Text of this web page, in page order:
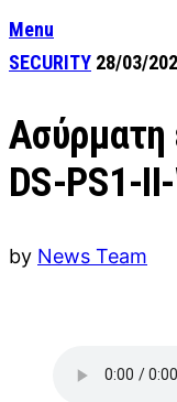
Menu
SECURITY 28/03/
Ασύρματη
DS-PS1-
by News Team